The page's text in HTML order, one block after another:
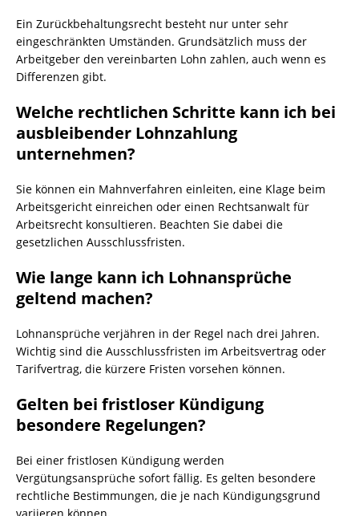
Ein Zurückbehaltungsrecht besteht nur unter sehr
eingeschränkten Umständen. Grundsätzlich muss der
Arbeitgeber den vereinbarten Lohn zahlen, auch wenn es
Differenzen gibt.
Welche rechtlichen Schritte kann ich bei
ausbleibender Lohnzahlung
unternehmen?
Sie können ein Mahnverfahren einleiten, eine Klage beim
Arbeitsgericht einreichen oder einen Rechtsanwalt für
Arbeitsrecht konsultieren. Beachten Sie dabei die
gesetzlichen Ausschlussfristen.
Wie lange kann ich Lohnansprüche
geltend machen?
Lohnansprüche verjähren in der Regel nach drei Jahren.
Wichtig sind die Ausschlussfristen im Arbeitsvertrag oder
Tarifvertrag, die kürzere Fristen vorsehen können.
Gelten bei fristloser Kündigung
besondere Regelungen?
Bei einer fristlosen Kündigung werden
Vergütungsansprüche sofort fällig. Es gelten besondere
rechtliche Bestimmungen, die je nach Kündigungsgrund